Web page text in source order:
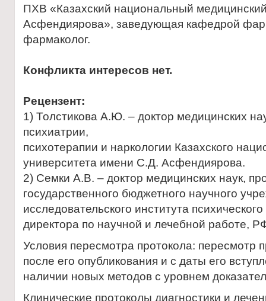
ПХВ «Казахский национальный
Асфендиярова», заведующая кафедрой
фармаколог.
Конфликта интересов нет.
Рецензент:
1) Толстикова А.Ю. – доктор медицинских
психиатрии,
психотерапии и наркологии Казахского
университета имени С.Д. Асфендиярова.
2) Семки А.В. – доктор медицинских наук,
государственного бюджетного научного
исследовательского института
директора по научной и лечебной работе,
Условия пересмотра протокола: пересмотр
после его опубликования и с даты его
наличии новых методов с уровнем
Клинические протоколы диагностики и